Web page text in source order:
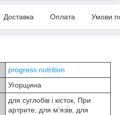
Доставка Оплата Умови
progress nutrition
Угорщина
для суглобів і кісток, При
артрите, для м'язів, для